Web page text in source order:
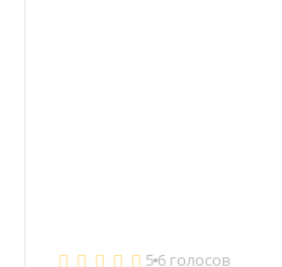
5 6 голосов